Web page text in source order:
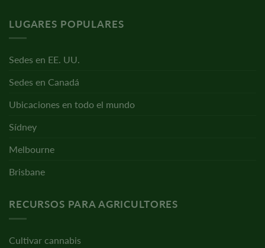
LUGARES POPULARES
Sedes en EE. UU.
Sedes en Canadá
Ubicaciones en todo el mundo
Sídney
Melbourne
Brisbane
RECURSOS PARA AGRICULTORES
Cultivar cannabis